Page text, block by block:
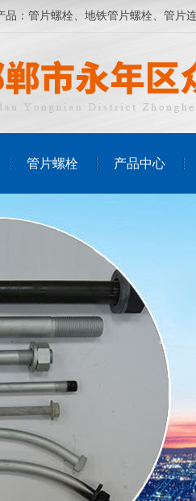
品： 管片螺栓、 地铁管片螺栓、管片
管片螺栓 产品中心